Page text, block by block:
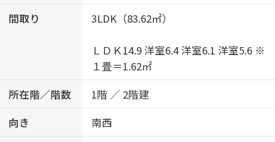
間取り
3LDK（83.62㎡）
ＬＤＫ14.9 洋室6.4 洋室6.1 洋室5.6 ※
１畳＝1.62㎡
所在階／階数
1階 ／ 2階建
向き
南西